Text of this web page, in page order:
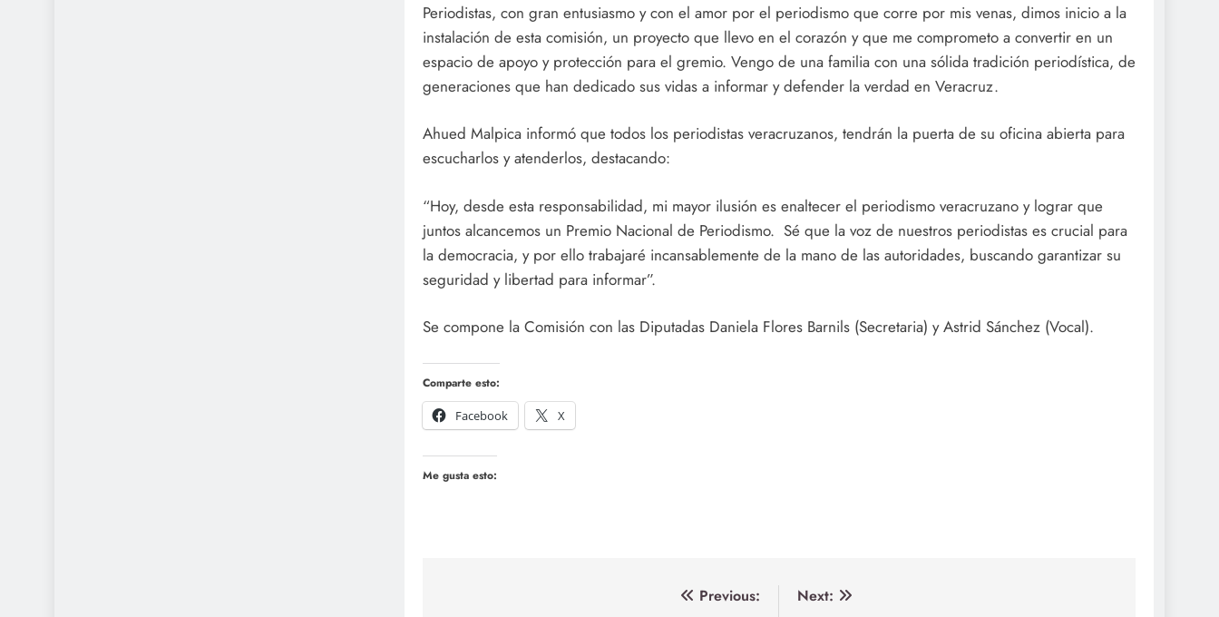
Periodistas, con gran entusiasmo y con el amor por el periodismo que corre por mis venas, dimos inicio a la
instalación de esta comisión, un proyecto que llevo en el corazón y que me comprometo a convertir en un
espacio de apoyo y protección para el gremio. Vengo de una familia con una sólida tradición periodística, de
generaciones que han dedicado sus vidas a informar y defender la verdad en Veracruz.
Ahued Malpica informó que todos los periodistas veracruzanos, tendrán la puerta de su oficina abierta para
escucharlos y atenderlos, destacando:
“Hoy, desde esta responsabilidad, mi mayor ilusión es enaltecer el periodismo veracruzano y lograr que
juntos alcancemos un Premio Nacional de Periodismo. Sé que la voz de nuestros periodistas es crucial para
la democracia, y por ello trabajaré incansablemente de la mano de las autoridades, buscando garantizar su
seguridad y libertad para informar”.
Se compone la Comisión con las Diputadas Daniela Flores Barnils (Secretaria) y Astrid Sánchez (Vocal).
Comparte esto:
Facebook
X
Me gusta esto:
Previous:
Next: